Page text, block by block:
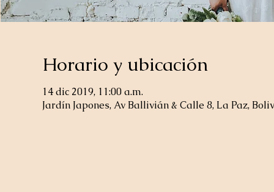
Horario y ubicación
14 dic 2019, 11:00 a.m.
Jardín Japones, Av Ballivián & Calle 8, La Paz,